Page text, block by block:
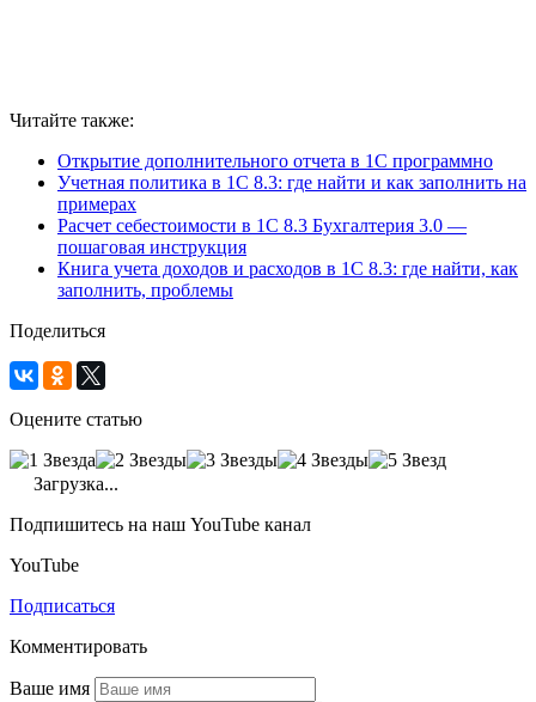
Читайте также:
Открытие дополнительного отчета в 1С программно
Учетная политика в 1С 8.3: где найти и как заполнить на
примерах
Расчет себестоимости в 1С 8.3 Бухгалтерия 3.0 —
пошаговая инструкция
Книга учета доходов и расходов в 1С 8.3: где найти, как
заполнить, проблемы
Поделиться
Оцените статью
Загрузка...
Подпишитесь на наш YouTube канал
YouTube
Подписаться
Комментировать
Ваше имя